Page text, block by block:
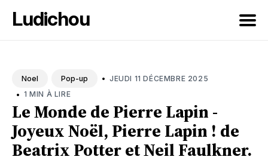
Ludichou
blog
Noel Pop-up • JEUDI 11 DÉCEMBRE 2025
• 1 MIN À LIRE
Le Monde de Pierre Lapin -
Joyeux Noël, Pierre Lapin ! de
Beatrix Potter et Neil Faulkner.